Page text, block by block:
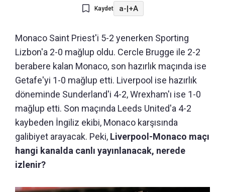
Kaydet a-|+A
Monaco Saint Priest'i 5-2 yenerken Sporting
Lizbon'a 2-0 mağlup oldu. Cercle Brugge ile 2-2
berabere kalan Monaco, son hazırlık maçında ise
Getafe'yi 1-0 mağlup etti. Liverpool ise hazırlık
döneminde Sunderland'i 4-2, Wrexham'ı ise 1-0
mağlup etti. Son maçında Leeds United'a 4-2
kaybeden İngiliz ekibi, Monaco karşısında
galibiyet arayacak. Peki, Liverpool-Monaco maçı
hangi kanalda canlı yayınlanacak, nerede
izlenir?